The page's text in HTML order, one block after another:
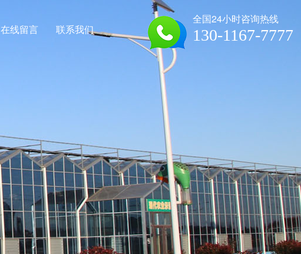
在线留言 联系我们
全国24小时咨询热线
130-1167-7777